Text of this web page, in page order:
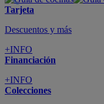
Tarjeta
Descuentos y más
+INFO
Financiación
+INFO
Colecciones